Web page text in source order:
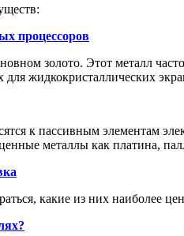
процессоров
золото. Этот металл
жидкокристаллических
к пассивным элементам
металлы как платина,
какие из них наиболее